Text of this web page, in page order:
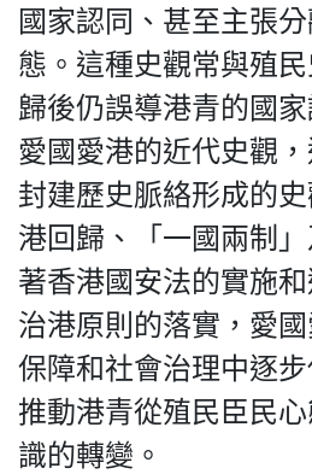
國家認同、甚至主張
態。這種史觀常與殖
歸後仍誤導港青的國
愛國愛港的近代史觀
封建歷史脈絡形成的
港回歸、「一國兩制
著香港國安法的實施
治港原則的落實，愛
保障和社會治理中逐步
推動港青從殖民臣民
識的轉變。